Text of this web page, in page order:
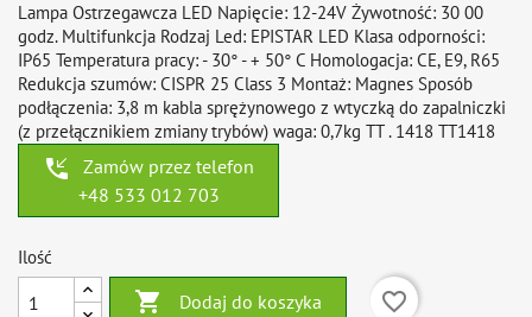
Lampa Ostrzegawcza LED Napięcie: 12-24V Żywotność: 30 00
godz. Multifunkcja Rodzaj Led: EPISTAR LED Klasa odporności:
IP65 Temperatura pracy: - 30° - + 50° C Homologacja: CE, E9, R65
Redukcja szumów: CISPR 25 Class 3 Montaż: Magnes Sposób
podłączenia: 3,8 m kabla sprężynowego z wtyczką do zapalniczki
(z przełącznikiem zmiany trybów) waga: 0,7kg TT . 1418 TT1418
phone_callback
Zamów przez telefon
+48 533 012 703
Ilość
 Dodaj do koszyka
favorite_border